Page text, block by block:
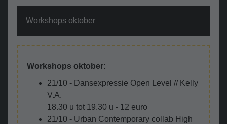
Workshops oktober
Workshops oktober:
21/10 - Dansexpressie Open Level // Kelly
V.A.
18.30 u tot 19.30 u - 12 euro
21/10 - Urban Contemporary collab High